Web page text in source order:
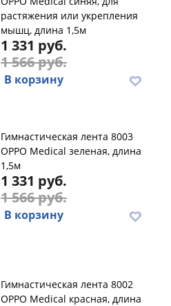
растяжения или укрепления
мышц, длина 1,5м
1 331 руб.
1 566 руб.
В корзину
Гимнастическая лента 8003
OPPO Medical зеленая, длина
1,5м
1 331 руб.
1 566 руб.
В корзину
Гимнастическая лента 8002
OPPO Medical красная, длина